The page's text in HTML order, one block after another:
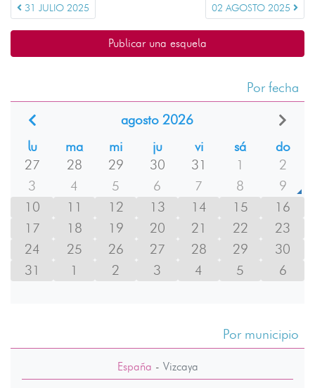
31 JULIO 2025 02 AGOSTO 2025
Publicar una esquela
Por fecha
agosto 2026
lu
ma mi ju vi sá
do
27
28 29 30 31 1
2
3
4 5 6 7 8
9
10
11 12 13 14 15
16
17
18 19 20 21 22
23
24
25 26 27 28 29
30
31
1 2 3 4 5 6
Por municipio
España - Vizcaya